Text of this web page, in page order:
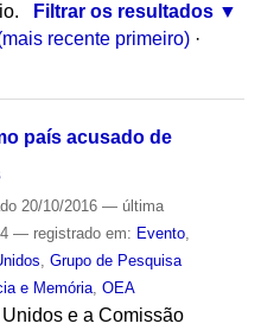
Filtrar os resultados
recente primeiro) ·
país acusado de
20/10/2016 — última
— registrado em: Evento,
Grupo de Pesquisa
e Memória, OEA
e a Comissão